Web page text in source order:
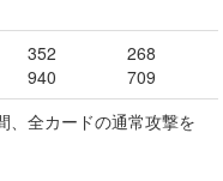
352
940
268
709
、全カードの通常攻撃を